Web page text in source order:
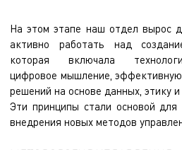
На этом этапе наш отдел вырос
активно работать над
которая включала
цифровое мышление,
решений на основе данных, этику и
Эти принципы стали основой
внедрения новых методов